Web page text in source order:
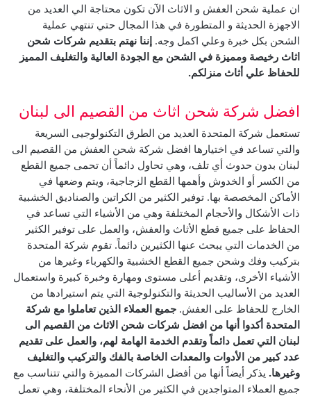
ان عملية شحن العفش و الاثاث الآن تكون محتاجة الي العديد من
الاجهزة الحديثة و المتطورة في هذا المجال حتي تنتهي عملية
الشحن بكل خبرة وعلي اكمل وجه. إننا نهتم بتقديم شركات شحن
اثاث رخيصة ومميزة في الشحن مع الجودة العالية والتغليف المميز
للحفاظ علي أثاث منزلكم.
افضل شركة شحن اثاث من القصيم الى لبنان
تستعمل شركة المتحدة العديد من الطرق التكنولوجيى السريعة
والتي تساعد في اختيارها افضل شركة شحن العفش من القصيم الى
لبنان بدون حدوث أي تلف، وهي تحاول دائماً أن تحمى جميع القطع
من الكسر أو الخدوش وأهمها القطع الزجاجية، ويتم وضعها في
الأماكن المخصصة بها. توفير الكثير من الكراتين والصناديق الخشبية
ذات الأشكال والأحجام المختلفة وهي من الأشياء التي تساعد في
الحفاظ على جميع قطع الأثاث والعفش، والعمل على توفير الكثير
من الخدمات التي يبحث عنها الكثيرين دائماً. تقوم شركة المتحدة
بتركيب وفك وشحن جميع القطع الخشبية والكهرباء وغيرها من
الأشياء الأخرى، وتقديم أعلى مستوى ومهارة وخبرة كبيرة واستعمال
العديد من الأساليب الحديثة والتكنولوجية التي يتم استيرادها من
الخارج للحفاظ على العفش. جميع العملاء الذين تعاملوا مع شركة
المتحدة أكدوا أنها من افضل شركات شحن الاثاث من القصيم الى
لبنان التي تعمل دائماً وتقدم الخدمة الهامة لهم، والعمل على تقديم
عدد كبير من الأدوات والمعدات الخاصة بالفك والتركيب والتغليف
وغيرها. يذكر أيضاً أنها من أفضل الشركات المميزة والتي تتناسب مع
جميع العملاء المتواجدين في الكثير من الأنحاء المختلفة، وهي تعمل